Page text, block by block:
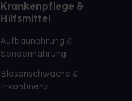
Krankenpflege &
Hilfsmittel
Aufbaunahrung &
Sondennahrung
Blasenschwäche &
Inkontinenz